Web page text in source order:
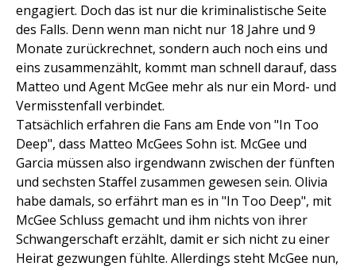
engagiert. Doch das ist nur die kriminalistische Seite
des Falls. Denn wenn man nicht nur 18 Jahre und 9
Monate zurückrechnet, sondern auch noch eins und
eins zusammenzählt, kommt man schnell darauf, dass
Matteo und Agent McGee mehr als nur ein Mord- und
Vermisstenfall verbindet.
Tatsächlich erfahren die Fans am Ende von "In Too
Deep", dass Matteo McGees Sohn ist. McGee und
Garcia müssen also irgendwann zwischen der fünften
und sechsten Staffel zusammen gewesen sein. Olivia
habe damals, so erfährt man es in "In Too Deep", mit
McGee Schluss gemacht und ihm nichts von ihrer
Schwangerschaft erzählt, damit er sich nicht zu einer
Heirat gezwungen fühlte. Allerdings steht McGee nun,